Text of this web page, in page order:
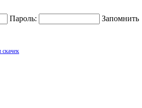
Пароль: Запомнить
скачек